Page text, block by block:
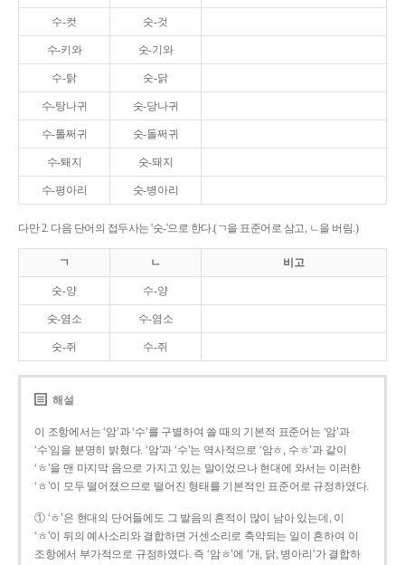
수-컷 숫-것
수-키와 숫-기와
수-탉 숫-닭
수-탕나귀 숫-당나귀
수-톨쩌귀 숫-돌쩌귀
수-퇘지 숫-돼지
수-평아리 숫-병아리
다만 2. 다음 단어의 접두사는 '숫-'으로 한다.(ㄱ을 표준어로 삼고, ㄴ을 버림.)
ㄱ ㄴ 비고
숫-양 수-양
숫-염소 수-염소
숫-쥐 수-쥐
해설
이 조항에서는 ‘암’과 ‘수’를 구별하여 쓸 때의 기본적 표준어는 ‘암’과
‘수’임을 분명히 밝혔다. ‘암’과 ‘수’는 역사적으로 ‘암ㅎ, 수ㅎ’과 같이
‘ㅎ’을 맨 마지막 음으로 가지고 있는 말이었으나 현대에 와서는 이러한
‘ㅎ’이 모두 떨어졌으므로 떨어진 형태를 기본적인 표준어로 규정하였다.
① ‘ㅎ’은 현대의 단어들에도 그 발음의 흔적이 많이 남아 있는데, 이
‘ㅎ’이 뒤의 예사소리와 결합하면 거센소리로 축약되는 일이 흔하여 이
조항에서 부가적으로 규정하였다. 즉 ‘암ㅎ’에 ‘개, 닭, 병아리’가 결합하